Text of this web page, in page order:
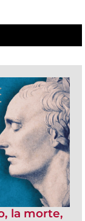
la morte,